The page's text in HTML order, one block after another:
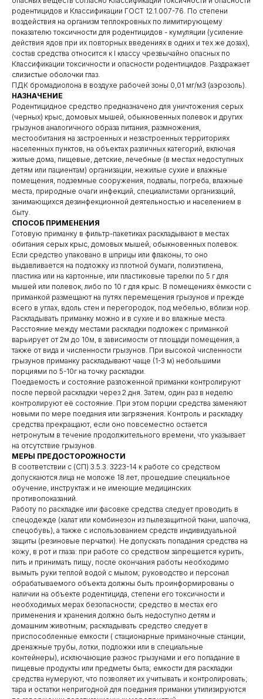
родентицидов и Классификации ГОСТ 12.1.007-76. По степени
воздействия на организм теплокровных по лимитирующему
показателю токсичности для родентицидов - кумуляции (усиление
действия ядов при их повторных введениях в одних и тех же дозах),
состав средства относится к I классу чрезвычайно опасных по
Классификации токсичности и опасности родентицидов. Раздражает
слизистые оболочки глаз.
ПДК бромадиолона в воздухе рабочей зоны 0,01 мг/мЗ (аэрозоль).
НАЗНАЧЕНИЕ
Родентицидное средство предназначено для уничтожения серых
(черных) крыс, домовых мышей, обыкновенных полевок и других
грызунов аналогичного образа питания, размножения,
местообитания на застроенных и незастроенных территориях
населенных пунктов, на объектах различных категорий, включая
жилые дома, пищевые, детские, лечебные (в местах недоступных
детям или пациентам) организации, нежилые сухие и влажные
помещения, подземные сооружения, подвалы, погреба, влажные
места, природные очаги инфекций, специалистами организаций,
занимающихся дезинфекционной деятельностью и населением в
быту.
СПОСОБ ПРИМЕНЕНИЯ
Готовую приманку в фильтр-пакетиках раскладывают в местах
обитания серых крыс, домовых мышей, обыкновенных полевок.
Если средство упаковано в шприцы или флаконы, то оно
выдавливается на подложку из плотной бумаги, полиэтилена,
пластика или на картонные, или пластиковые тарелки по 5 г для
мышей или полевок, либо по 10 г для крыс. В помещениях ёмкости с
приманкой размещают на путях перемещения грызунов и прежде
всего в углах, вдоль стен и перегородок, под мебелью, вблизи нор.
Раскладывать приманку можно и в сухие и во влажные места.
Расстояние между местами раскладки подложек с приманкой
варьирует от 2м до 10м, в зависимости от площади помещения, а
также от вида и численности грызунов. При высокой численности
грызунов приманку раскладывают чаще (1-3 м) небольшими
порциями по 5-10г на точку раскладки.
Поедаемость и состояние разложенной приманки контролируют
после первой раскладки через 2 дня. Затем, один раз в неделю
контролируют её состояние. При этом порции средства заменяют
новыми по мере поедания или загрязнения. Контроль и раскладку
средства прекращают, если оно повсеместно остается
нетронутым в течение продолжительного времени, что указывает
на отсутствие грызунов.
МЕРЫ ПРЕДОСТОРОЖНОСТИ
В соответствии с (СП) 3.5.3. 3223-14 к работе со средством
допускаются лица не моложе 18 лет, прошедшие специальное
обучение, инструктаж и не имеющие медицинских
противопоказаний.
Работу по раскладке или фасовке средства следует проводить в
спецодежде (халат или комбинезон из пылезащитной ткани, шапочка,
спецобувь), а также с использованием средств индивидуальной
защиты (резиновые перчатки). Не допускать попадания средства на
кожу, в рот и глаза: при работе со средством запрещается курить,
пить и принимать пищу, после окончания работы необходимо
вымыть руки теплой водой с мылом; руководство и персонал
обрабатываемого объекта должны быть проинформированы о
наличии на объекте родентицида, степени его токсичности и
необходимых мерах безопасности; средство в местах его
применения и хранения должно быть недоступно детям и
домашним животным; раскладывать средство следует в
приспособленные емкости ( стационарные приманочные станции,
дренажные трубы, лотки, подложки или в специальные
контейнеры), исключающие разнос грызунами и его попадание в
пищевые продукты или предметы быта; емкости для раскладки
средства нумеруют, что позволяет их учитывать и контролировать;
тара и остатки непригодной для поедания приманки утилизируются